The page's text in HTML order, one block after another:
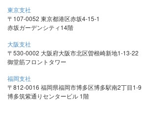
東京支社
〒107-0052 東京都港区赤坂4-15-1
赤坂ガーデンシティ14階
大阪支社
〒530-0002 大阪府大阪市北区曽根崎新地1-13-22
御堂筋フロントタワー
福岡支社
〒812-0016 福岡県福岡市博多区博多駅南2丁目1-9
博多筑紫通りセンタービル 1階